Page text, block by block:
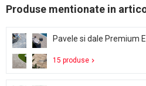
Produse mentionate in
Pavele si dale Premium
15 produse